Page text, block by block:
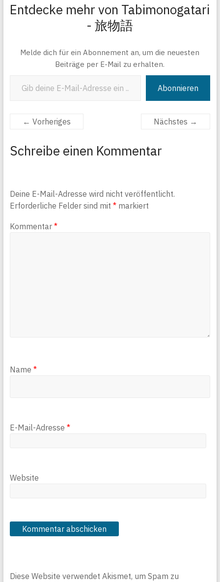
Entdecke mehr von Tabimonogatari
- 旅物語
Melde dich für ein Abonnement an, um die neuesten
Beiträge per E-Mail zu erhalten.
Abonnieren
← Vorheriges Nächstes →
Schreibe einen Kommentar
Deine E-Mail-Adresse wird nicht veröffentlicht.
Erforderliche Felder sind mit *markiert
Kommentar *
Name *
E-Mail-Adresse *
Website
Diese Website verwendet Akismet, um Spam zu